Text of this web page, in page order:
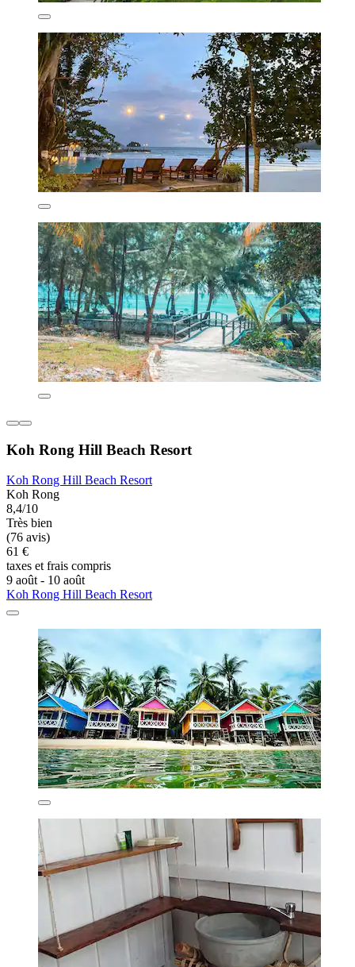
Koh Rong Hill Beach Resort
Koh Rong Hill Beach Resort
Koh Rong
8,4/10
Très bien
(76 avis)
61 €
taxes et frais compris
9 août - 10 août
Koh Rong Hill Beach Resort